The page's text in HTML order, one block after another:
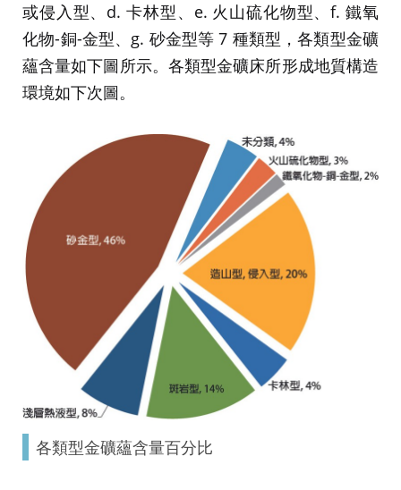
或侵入型、d. 卡林型、e. 火山硫化物型、f. 鐵氧
化物-銅-金型、g. 砂金型等 7 種類型，各類型金礦
蘊含量如下圖所示。各類型金礦床所形成地質構造
環境如下次圖。
各類型金礦蘊含量百分比